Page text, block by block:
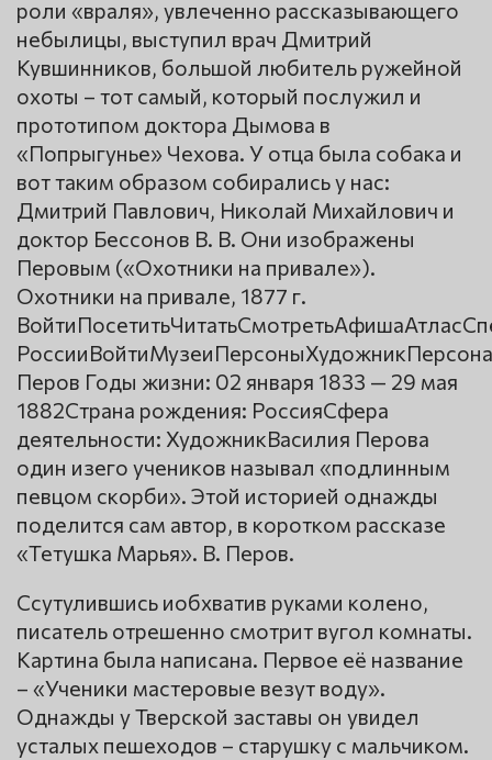
роли «враля», увлеченно рассказывающего
небылицы, выступил врач Дмитрий
Кувшинников, большой любитель ружейной
охоты – тот самый, который послужил и
прототипом доктора Дымова в
«Попрыгунье» Чехова. У отца была собака и
вот таким образом собирались у нас:
Дмитрий Павлович, Николай Михайлович и
доктор Бессонов В. В. Они изображены
Перовым («Охотники на привале»).
Охотники на привале, 1877 г.
Перов Годы жизни: 02 января 1833 — 29 мая
1882Страна рождения: РоссияСфера
деятельности: ХудожникВасилия Перова
один изего учеников называл «подлинным
певцом скорби». Этой историей однажды
поделится сам автор, в коротком рассказе
«Тетушка Марья». В. Перов.
Ссутулившись иобхватив руками колено,
писатель отрешенно смотрит вугол комнаты.
Картина была написана. Первое её название
– «Ученики мастеровые везут воду».
Однажды у Тверской заставы он увидел
усталых пешеходов – старушку с мальчиком.